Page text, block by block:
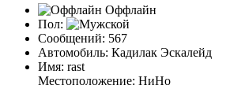
Оффлайн
Пол:
Сообщений: 567
Автомобиль: Кадилак Эскалейд
Имя: rast
Местоположение: НиНо